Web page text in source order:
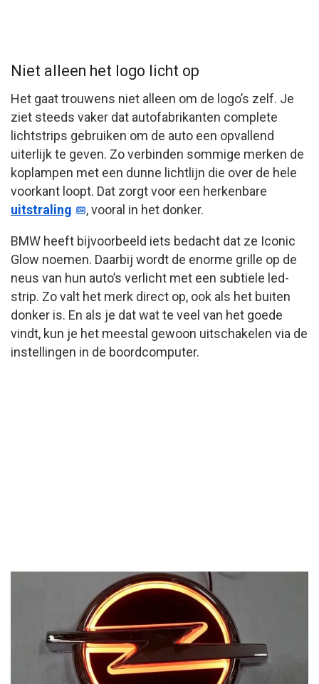
Niet alleen het logo licht op
Het gaat trouwens niet alleen om de logo’s zelf. Je
ziet steeds vaker dat autofabrikanten complete
lichtstrips gebruiken om de auto een opvallend
uiterlijk te geven. Zo verbinden sommige merken de
koplampen met een dunne lichtlijn die over de hele
voorkant loopt. Dat zorgt voor een herkenbare
uitstraling
, vooral in het donker.
BMW heeft bijvoorbeeld iets bedacht dat ze Iconic
Glow noemen. Daarbij wordt de enorme grille op de
neus van hun auto’s verlicht met een subtiele led-
strip. Zo valt het merk direct op, ook als het buiten
donker is. En als je dat wat te veel van het goede
vindt, kun je het meestal gewoon uitschakelen via de
instellingen in de boordcomputer.